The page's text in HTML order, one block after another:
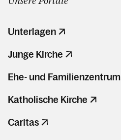
Unterlagen
Junge Kirche
Ehe- und Familienzentrum
Katholische Kirche
Caritas